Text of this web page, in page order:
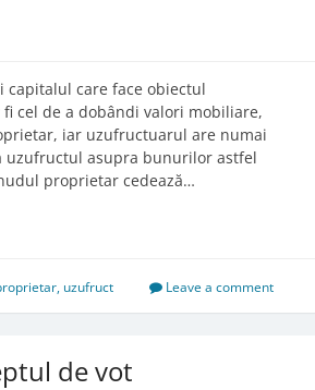
capitalul care face obiectul
cel de a dobândi valori mobiliare,
iar uzufructuarul are numai
uzufructul asupra bunurilor astfel
proprietar cedează…
, uzufruct Leave a comment
de vot